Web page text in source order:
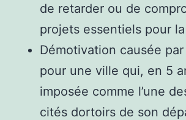
de retarder ou de
projets essentiels pour
Démotivation causée
pour une ville qui, en 5
imposée comme l’une
cités dortoirs de son